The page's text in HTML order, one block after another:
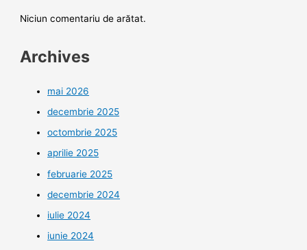
Niciun comentariu de arătat.
Archives
mai 2026
decembrie 2025
octombrie 2025
aprilie 2025
februarie 2025
decembrie 2024
iulie 2024
iunie 2024